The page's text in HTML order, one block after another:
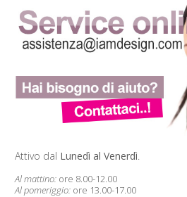
Attivo dal Lunedì al Venerdì
Al mattino: ore 8.00-12.00
Al pomeriggio: ore 13.00-17.00